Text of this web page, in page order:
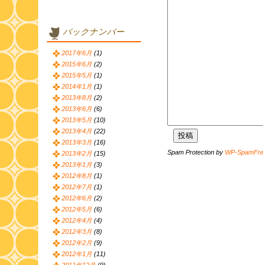
Spam Protection by WP-
バックナンバー
2017年6月 (1)
2015年6月 (2)
2015年5月 (1)
2014年1月 (1)
2013年8月 (2)
2013年6月 (6)
2013年5月 (10)
2013年4月 (22)
2013年3月 (16)
2013年2月 (15)
2013年1月 (3)
2012年8月 (1)
2012年7月 (1)
2012年6月 (2)
2012年5月 (6)
2012年4月 (4)
2012年3月 (8)
2012年2月 (9)
2012年1月 (11)